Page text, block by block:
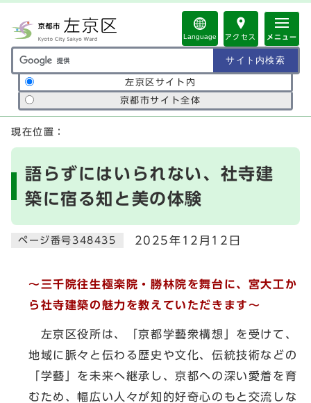
Language アクセス メニュー
サイト内検索の範囲
左京区サイト内
京都市サイト全体
ここから本文です
現在位置：
語らずにはいられない、社寺建
築に宿る知と美の体験
ページ番号348435 2025年12月12日
～三千院往生極楽院・勝林院を舞台に、宮大工か
ら社寺建築の魅力を教えていただきます～
左京区役所は、「京都学藝衆構想」を受けて、
地域に脈々と伝わる歴史や文化、伝統技術などの
「学藝」を未来へ継承し、京都への深い愛着を育
むため、幅広い人々が知的好奇心のもと交流しな